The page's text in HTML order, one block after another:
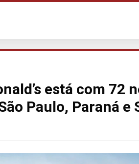
está com 72
Paulo, Paraná e